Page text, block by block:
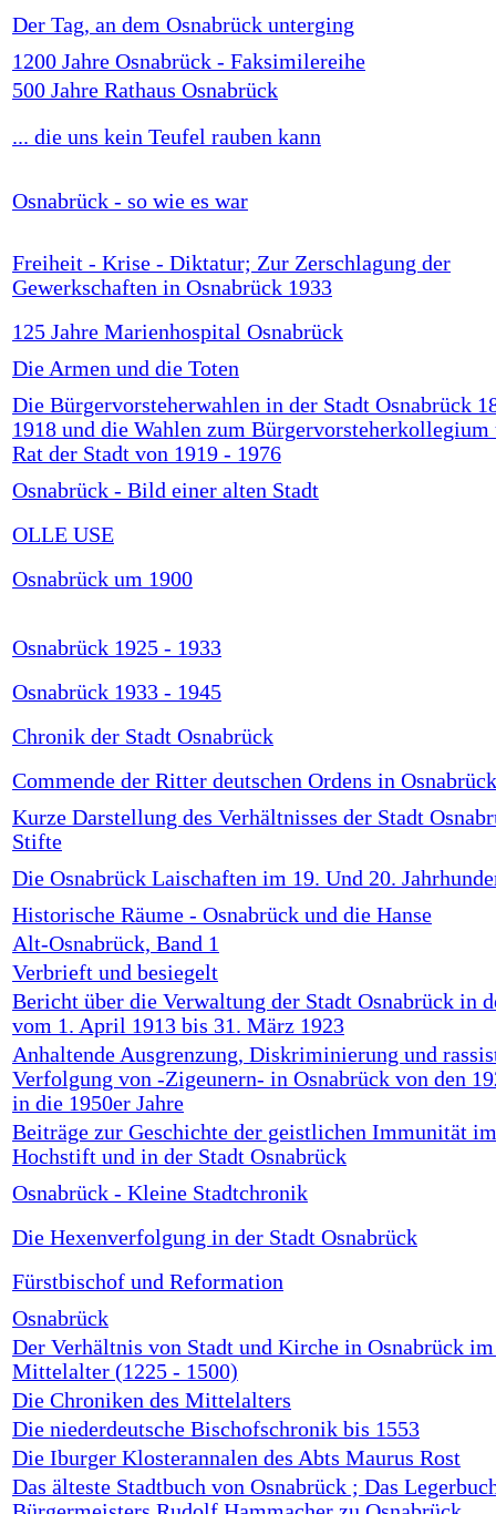
Der Tag, an dem Osnabrück unterging
1200 Jahre Osnabrück - Faksimilereihe
500 Jahre Rathaus Osnabrück
... die uns kein Teufel rauben kann
Osnabrück - so wie es war
Freiheit - Krise - Diktatur; Zur Zerschlagung der
Gewerkschaften in Osnabrück 1933
125 Jahre Marienhospital Osnabrück
Die Armen und die Toten
Die Bürgervorsteherwahlen in der Stadt Osnabrück
1918 und die Wahlen zum Bürgervorsteherkollegium
Rat der Stadt von 1919 - 1976
Osnabrück - Bild einer alten Stadt
OLLE USE
Osnabrück um 1900
Osnabrück 1925 - 1933
Osnabrück 1933 - 1945
Chronik der Stadt Osnabrück
Commende der Ritter deutschen Ordens in Osnabrück
Kurze Darstellung des Verhältnisses der Stadt
Stifte
Die Osnabrück Laischaften im 19. Und 20.
Historische Räume - Osnabrück und die Hanse
Alt-Osnabrück, Band 1
Verbrieft und besiegelt
Bericht über die Verwaltung der Stadt Osnabrück in
vom 1. April 1913 bis 31. März 1923
Anhaltende Ausgrenzung, Diskriminierung und
Verfolgung von -Zigeunern- in Osnabrück von den
in die 1950er Jahre
Beiträge zur Geschichte der geistlichen Immunität im
Hochstift und in der Stadt Osnabrück
Osnabrück - Kleine Stadtchronik
Die Hexenverfolgung in der Stadt Osnabrück
Fürstbischof und Reformation
Osnabrück
Der Verhältnis von Stadt und Kirche in Osnabrück im
Mittelalter (1225 - 1500)
Die Chroniken des Mittelalters
Die niederdeutsche Bischofschronik bis 1553
Die Iburger Klosterannalen des Abts Maurus Rost
Das älteste Stadtbuch von Osnabrück ; Das